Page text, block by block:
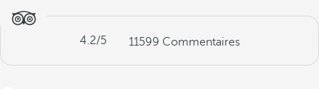
4.2/5 11599 Commentaires